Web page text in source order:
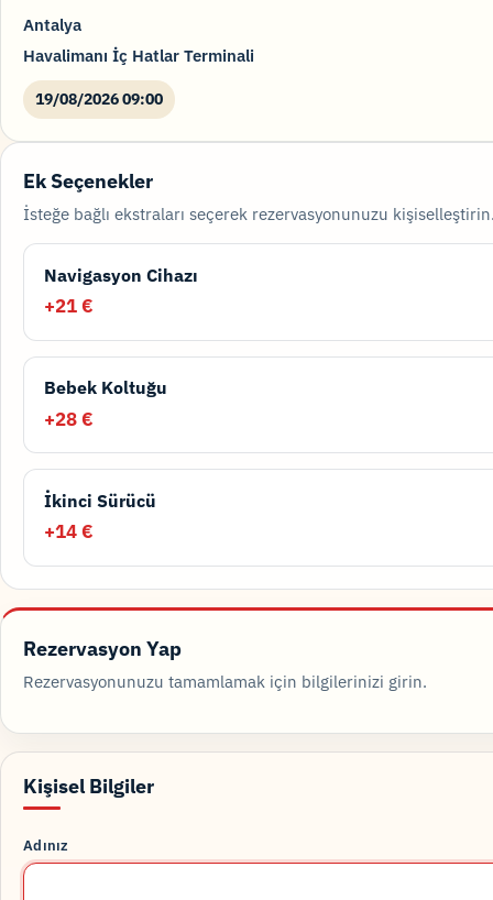
Antalya
Havalimanı İç Hatlar Terminali
19/08/2026 09:00
Ek Seçenekler
İsteğe bağlı ekstraları seçerek rezervasyonunuzu
Navigasyon Cihazı
+21 €
Bebek Koltuğu
+28 €
İkinci Sürücü
+14 €
Rezervasyon Yap
Rezervasyonunuzu tamamlamak için bilgilerinizi girin.
Kişisel Bilgiler
Adınız